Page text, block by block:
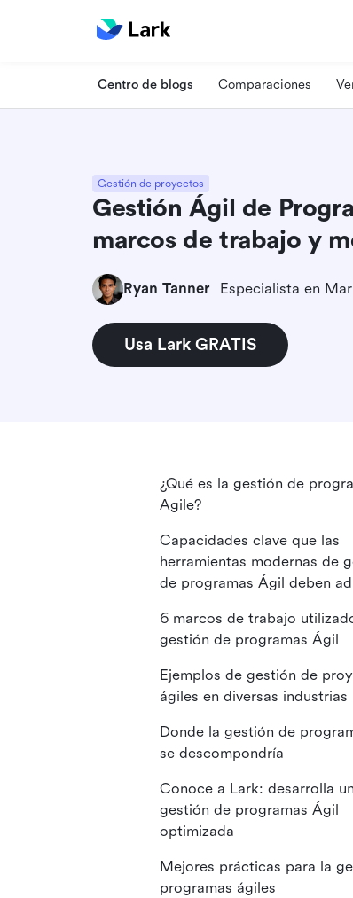
Centro de blogs Comparaciones
Gestión de proyectos
Gestión Ágil de
marcos de trabajo y
Ryan Tanner
Usa Lark GRATIS
¿Qué es la gestión de
Agile?
Capacidades clave que las
herramientas modernas de
de programas Ágil deben
6 marcos de trabajo
gestión de programas Ágil
Ejemplos de gestión de
ágiles en diversas industrias
Donde la gestión de
se descompondría
Conoce a Lark: desarrolla
gestión de programas Ágil
optimizada
Mejores prácticas para la
programas ágiles